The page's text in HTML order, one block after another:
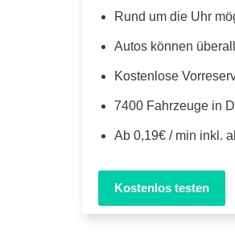
Rund um die Uhr
Autos können
Kostenlose
7400 Fahrzeuge in
Ab 0,19€ / min inkl.
Kostenlos testen